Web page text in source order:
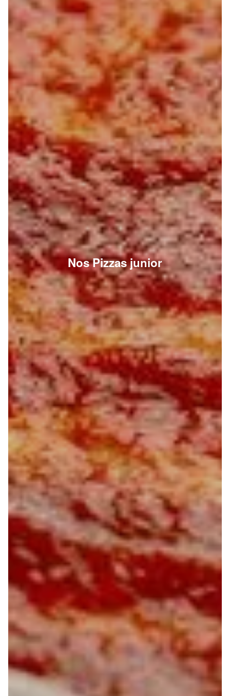
Nos Pizzas junior